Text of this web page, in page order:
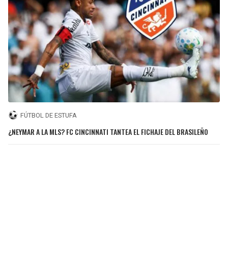
FÚTBOL DE ESTUFA
¿NEYMAR A LA MLS? FC CINCINNATI TANTEA EL FICHAJE DEL BRASILEÑO